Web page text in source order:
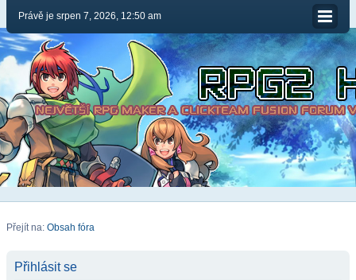
Právě je srpen 7, 2026, 12:50 am
Přejít na: Obsah fóra
Přihlásit se